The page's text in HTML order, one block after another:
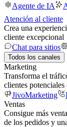
Agente de IA
Atención al cliente
Crea una
cliente excepcional
Chat para sitios
Todos los canales
Marketing
Transforma el
clientes
JivoMarketing
Ventas
Consigue más
de los pedidos y